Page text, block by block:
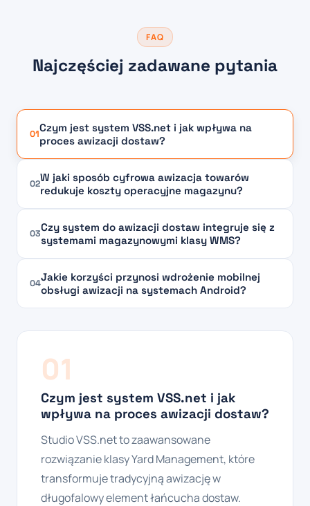
FAQ
Najczęściej zadawane pytania
01Czym jest system VSS.net i jak wpływa na
proces awizacji dostaw?
02W jaki sposób cyfrowa awizacja towarów
redukuje koszty operacyjne magazynu?
03Czy system do awizacji dostaw integruje się z
systemami magazynowymi klasy WMS?
04Jakie korzyści przynosi wdrożenie mobilnej
obsługi awizacji na systemach Android?
01
Czym jest system VSS.net i jak
wpływa na proces awizacji dostaw?
Studio VSS.net to zaawansowane
rozwiązanie klasy Yard Management, które
transformuje tradycyjną awizację w
długofalowy element łańcucha dostaw.